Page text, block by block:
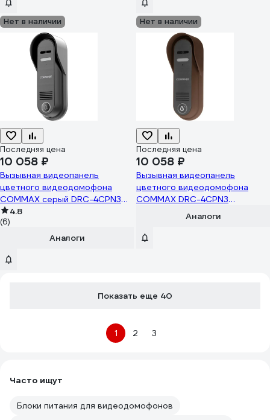
Нет в наличии
Последняя цена
10 058 ₽
Вызывная видеопанель
цветного видеодомофона
COMMAX серый DRC-4CPN3
DRC-4CPN3(grey)
4.8
(6)
Аналоги
Нет в наличии
Последняя цена
10 058 ₽
Вызывная видеопанель
цветного видеодомофона
COMMAX DRC-4CPN3
(Коричневый) DRC-
Аналоги
Показать еще 40
1 2 3
Часто ищут
Блоки питания для видеодомофонов